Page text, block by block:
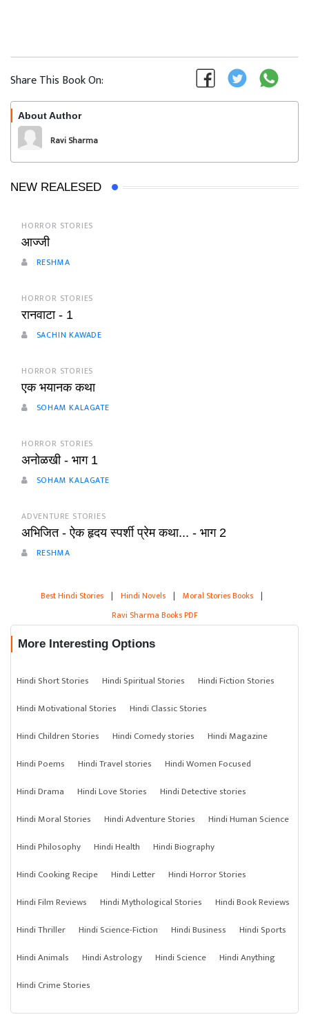
Share This Book On:
About Author
Ravi Sharma
NEW REALESED
HORROR STORIES
आज्जी
RESHMA
HORROR STORIES
रानवाटा - 1
SACHIN KAWADE
HORROR STORIES
एक भयानक कथा
SOHAM KALAGATE
HORROR STORIES
अनोळखी - भाग 1
SOHAM KALAGATE
ADVENTURE STORIES
अभिजित - ऐक हृदय स्पर्शी प्रेम कथा... - भाग 2
RESHMA
Best Hindi Stories | Hindi Novels | Moral Stories Books |
Ravi Sharma Books PDF
More Interesting Options
Hindi Short Stories Hindi Spiritual Stories
Hindi Fiction Stories
Hindi Motivational Stories
Hindi Classic Stories
Hindi Children Stories
Hindi Comedy stories
Hindi Magazine
Hindi Poems
Hindi Travel stories
Hindi Women Focused
Hindi Drama
Hindi Love Stories
Hindi Detective stories
Hindi Moral Stories
Hindi Adventure Stories
Hindi Human Science
Hindi Philosophy
Hindi Health
Hindi Biography
Hindi Cooking Recipe
Hindi Letter
Hindi Horror Stories
Hindi Film Reviews
Hindi Mythological Stories
Hindi Book Reviews
Hindi Thriller
Hindi Science-Fiction Hindi Business
Hindi Sports
Hindi Animals
Hindi Astrology Hindi Science
Hindi Anything
Hindi Crime Stories